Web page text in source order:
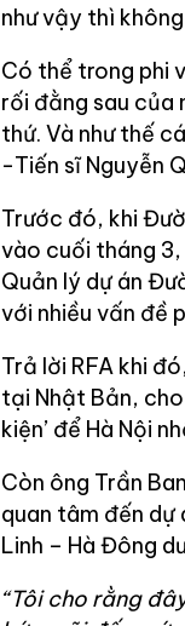
như vậy thì
Có thể trong phi
rối đằng sau của
thứ. Và như thế
-Tiến sĩ Nguyễn
Trước đó, khi
vào cuối tháng 3,
Quản lý dự án
với nhiều vấn đề
Trả lời RFA khi
tại Nhật Bản, cho
kiện’ để Hà Nội
Còn ông Trần
quan tâm đến dự
Linh – Hà Đông
“Tôi cho rằng